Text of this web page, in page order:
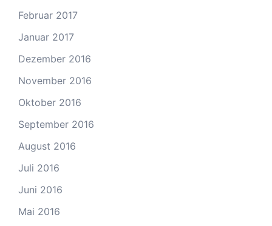
Februar 2017
Januar 2017
Dezember 2016
November 2016
Oktober 2016
September 2016
August 2016
Juli 2016
Juni 2016
Mai 2016